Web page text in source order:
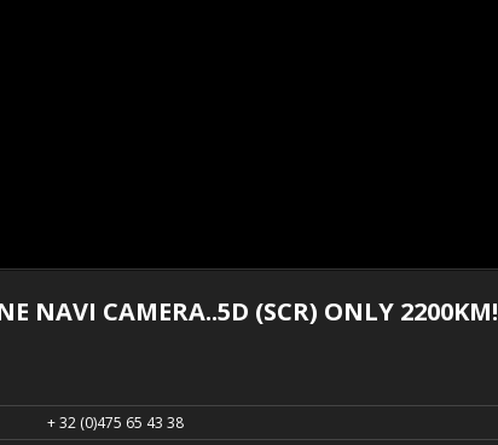
NAVI CAMERA..5D (SCR) ONLY 2200KM!
+ 32 (0)475 65 43 38